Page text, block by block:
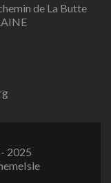
de La Butte
2025